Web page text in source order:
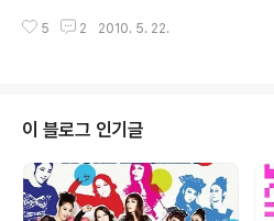
확실 한 것 같습니다. 블로그 닷미(http://id.bl..
등의 태그를 사용하기 번거로울때 유용하게 이
5 2 2010. 5. 22.
이 블로그 인기글